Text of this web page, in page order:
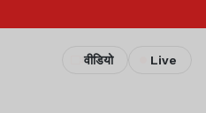
वीडियो Live